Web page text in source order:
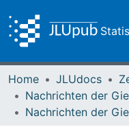
Home JLUdocs